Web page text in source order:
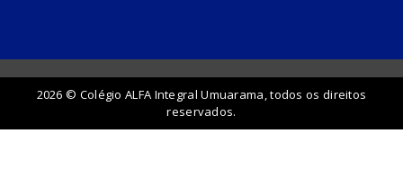
2026 © Colégio ALFA Integral Umuarama, todos os direitos
reservados.